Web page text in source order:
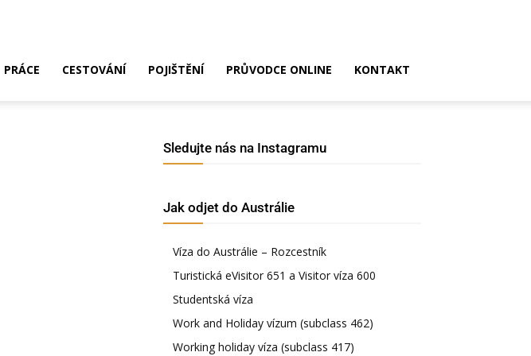
PRÁCE CESTOVÁNÍ POJIŠTĚNÍ PRŮVODCE ONLINE KONTAKT
Sledujte nás na Instagramu
Jak odjet do Austrálie
Víza do Austrálie – Rozcestník
Turistická eVisitor 651 a Visitor víza 600
Studentská víza
Work and Holiday vízum (subclass 462)
Working holiday víza (subclass 417)